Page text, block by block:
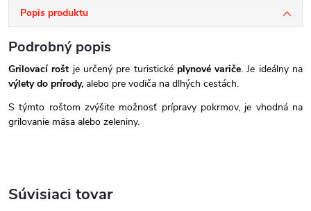
Popis produktu
Podrobný popis
Grilovací rošt je určený pre turistické plynové variče. Je ideálny na
výlety do prírody, alebo pre vodiča na dlhých cestách.
S týmto roštom zvýšite možnosť prípravy pokrmov, je vhodná na
grilovanie mäsa alebo zeleniny.
Súvisiaci tovar